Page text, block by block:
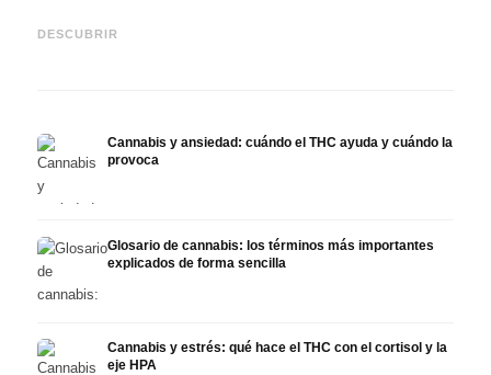
DESCUBRIR
Epidiolex y el estado actual
Cannabis y ansiedad: cuándo el THC ayuda y cuándo la
provoca
Glosario de cannabis: los términos más importantes
explicados de forma sencilla
Cannabis y estrés: qué hace el THC con el cortisol y la
eje HPA